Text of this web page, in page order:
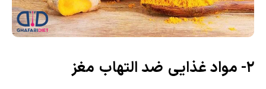
۲- مواد غذایی ضد التهاب مغز